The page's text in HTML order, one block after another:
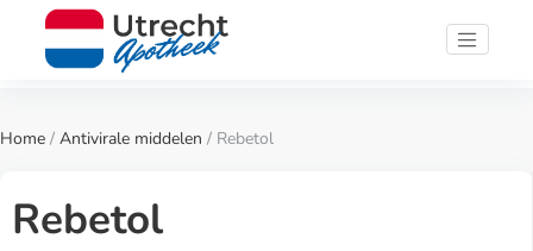
Home / Antivirale middelen / Rebetol
Rebetol